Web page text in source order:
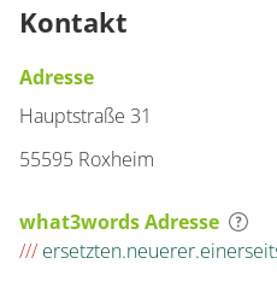
Kontakt
Adresse
Hauptstraße 31
55595 Roxheim
what3words Adresse
///